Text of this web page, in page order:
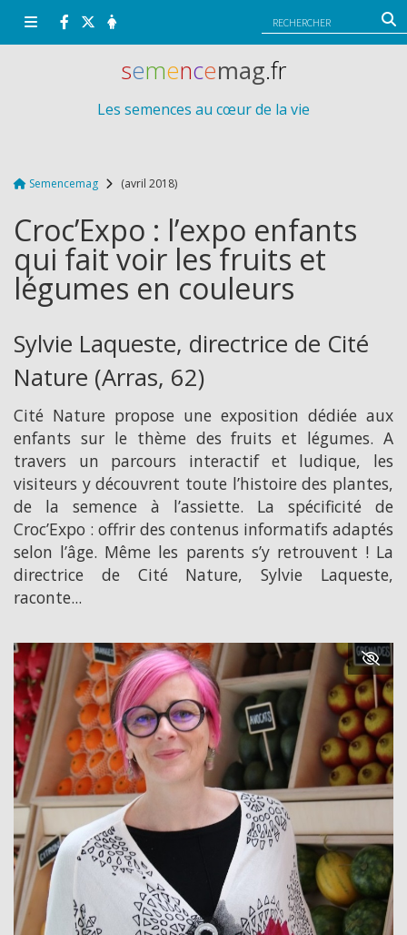
Semencemag (avril 2018)
Croc’Expo : l’expo enfants
qui fait voir les fruits et
légumes en couleurs
Sylvie Laqueste, directrice de Cité
Nature (Arras, 62)
Cité Nature propose une exposition dédiée aux
enfants sur le thème des fruits et légumes. A
travers un parcours interactif et ludique, les
visiteurs y découvrent toute l’histoire des plantes,
de la semence à l’assiette. La spécificité de
Croc’Expo : offrir des contenus informatifs adaptés
selon l’âge. Même les parents s’y retrouvent ! La
directrice de Cité Nature, Sylvie Laqueste,
raconte...
semencemag.fr
Les semences au cœur de la vie
Panneau de gestion des cookies